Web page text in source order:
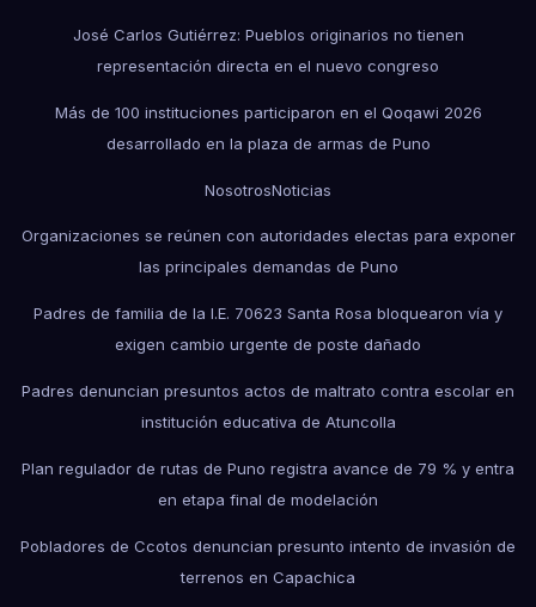
José Carlos Gutiérrez: Pueblos originarios no tienen
representación directa en el nuevo congreso
Más de 100 instituciones participaron en el Qoqawi 2026
desarrollado en la plaza de armas de Puno
NosotrosNoticias
Organizaciones se reúnen con autoridades electas para exponer
las principales demandas de Puno
Padres de familia de la I.E. 70623 Santa Rosa bloquearon vía y
exigen cambio urgente de poste dañado
Padres denuncian presuntos actos de maltrato contra escolar en
institución educativa de Atuncolla
Plan regulador de rutas de Puno registra avance de 79 % y entra
en etapa final de modelación
Pobladores de Ccotos denuncian presunto intento de invasión de
terrenos en Capachica